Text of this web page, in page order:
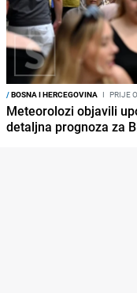
/BOSNA I HERCEGOVINA I PRIJE
Meteorolozi objavili
detaljna prognoza za